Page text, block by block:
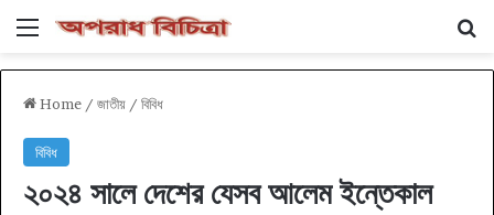
Menu
Home / জাতীয় / বিবিধ
বিবিধ
২০২৪ সালে দেশের যেসব আলেম ইন্তেকাল